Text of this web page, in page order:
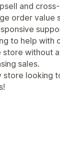
and
order value
to help with
without
sales.
store looking